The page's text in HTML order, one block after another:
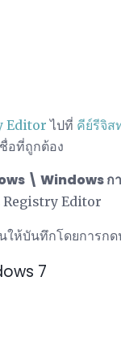
Editorไปที่ คีย์รีจิส
อที่ถูกต้อง
\ Windows ก
Registry Editor
ให้บันทึกโดยการกด
7